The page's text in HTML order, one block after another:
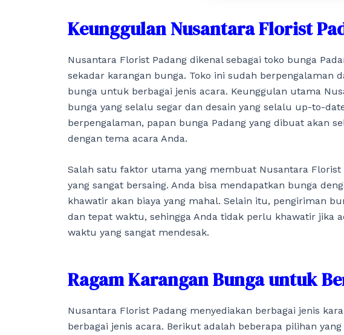
Keunggulan Nusantara Florist
Nusantara Florist Padang dikenal sebagai toko bunga
sekadar karangan bunga. Toko ini sudah berpengalaman
bunga untuk berbagai jenis acara. Keunggulan utama
bunga yang selalu segar dan desain yang selalu up-to-
berpengalaman, papan bunga Padang yang dibuat akan
dengan tema acara Anda.
Salah satu faktor utama yang membuat Nusantara
yang sangat bersaing. Anda bisa mendapatkan bunga
khawatir akan biaya yang mahal. Selain itu, pengiriman
dan tepat waktu, sehingga Anda tidak perlu khawatir jika
waktu yang sangat mendesak.
Ragam Karangan Bunga untuk
Nusantara Florist Padang menyediakan berbagai jenis
berbagai jenis acara. Berikut adalah beberapa pilihan